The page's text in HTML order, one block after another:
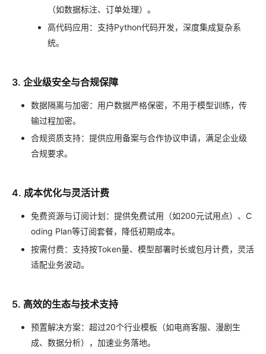
（如数据标注、订单处理）。
高代码应用：支持Python代码开发，深度集成复杂系
统。
3. 企业级安全与合规保障
数据隔离与加密：用户数据严格保密，不用于模型训练，传
输过程加密。
合规资质支持：提供应用备案与合作协议申请，满足企业级
合规要求。
4. 成本优化与灵活计费
免费资源与订阅计划：提供免费试用（如200元试用点）、C
oding Plan等订阅套餐，降低初期成本。
按需付费：支持按Token量、模型部署时长或包月计费，灵活
适配业务波动。
5. 高效的生态与技术支持
预置解决方案：超过20个行业模板（如电商客服、漫剧生
成、数据分析），加速业务落地。